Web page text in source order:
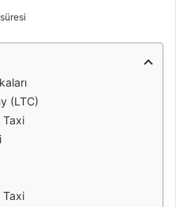
(LTC)
Taxi
Taxi